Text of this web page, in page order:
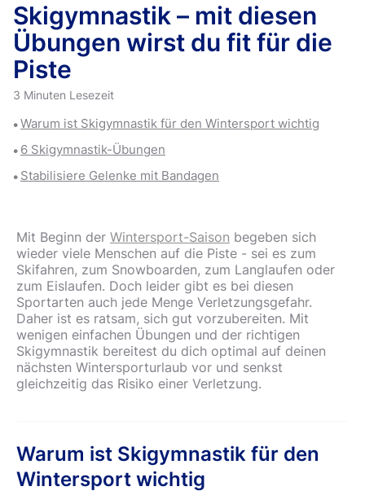
Skigymnastik – mit diesen
Übungen wirst du fit für die
Piste
3 Minuten Lesezeit
Warum ist Skigymnastik für den Wintersport wichtig
6 Skigymnastik-Übungen
Stabilisiere Gelenke mit Bandagen
Mit Beginn der Wintersport-Saison begeben sich
wieder viele Menschen auf die Piste - sei es zum
Skifahren, zum Snowboarden, zum Langlaufen oder
zum Eislaufen. Doch leider gibt es bei diesen
Sportarten auch jede Menge Verletzungsgefahr.
Daher ist es ratsam, sich gut vorzubereiten. Mit
wenigen einfachen Übungen und der richtigen
Skigymnastik bereitest du dich optimal auf deinen
nächsten Wintersporturlaub vor und senkst
gleichzeitig das Risiko einer Verletzung.
Warum ist Skigymnastik für den
Wintersport wichtig